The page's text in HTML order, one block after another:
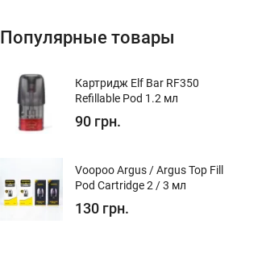
Популярные товары
Картридж Elf Bar RF350
Refillable Pod 1.2 мл
90 грн.
Voopoo Argus / Argus Top Fill
Pod Cartridge 2 / 3 мл
130 грн.